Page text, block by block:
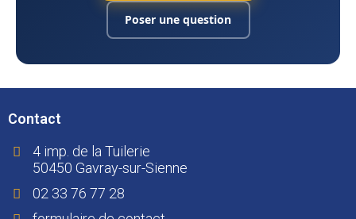
Poser une question
Contact
4 imp. de la Tuilerie
50450 Gavray-sur-Sienne
02 33 76 77 28